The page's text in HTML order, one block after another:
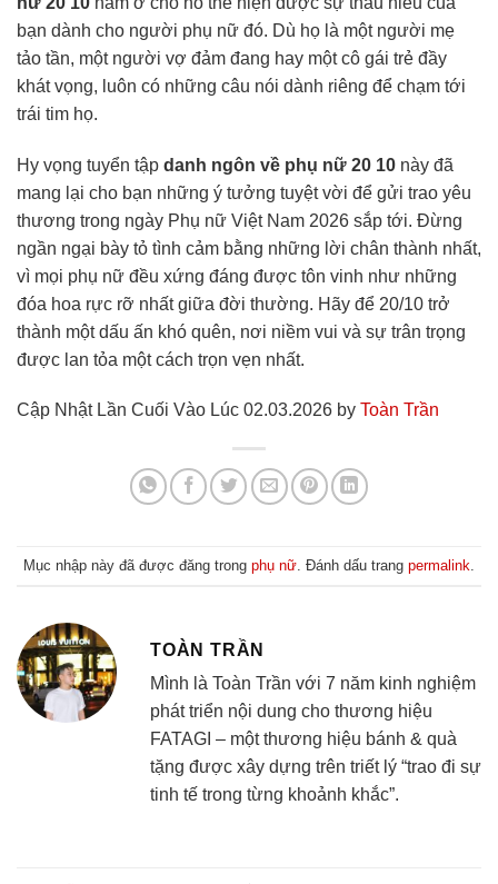
bạn dành cho người phụ nữ đó. Dù họ là một người mẹ
tảo tần, một người vợ đảm đang hay một cô gái trẻ đầy
khát vọng, luôn có những câu nói dành riêng để chạm tới
trái tim họ.
Hy vọng tuyển tập danh ngôn về phụ nữ 20 10 này đã
mang lại cho bạn những ý tưởng tuyệt vời để gửi trao yêu
thương trong ngày Phụ nữ Việt Nam 2026 sắp tới. Đừng
ngần ngại bày tỏ tình cảm bằng những lời chân thành nhất,
vì mọi phụ nữ đều xứng đáng được tôn vinh như những
đóa hoa rực rỡ nhất giữa đời thường. Hãy để 20/10 trở
thành một dấu ấn khó quên, nơi niềm vui và sự trân trọng
được lan tỏa một cách trọn vẹn nhất.
Cập Nhật Lần Cuối Vào Lúc 02.03.2026 by Toàn Trần
Mục nhập này đã được đăng trong phụ nữ . Đánh dấu trang permalink
TOÀN TRẦN
Mình là Toàn Trần với 7 năm kinh nghiệm
phát triển nội dung cho thương hiệu
FATAGI – một thương hiệu bánh & quà
tặng được xây dựng trên triết lý “trao đi sự
tinh tế trong từng khoảnh khắc”.